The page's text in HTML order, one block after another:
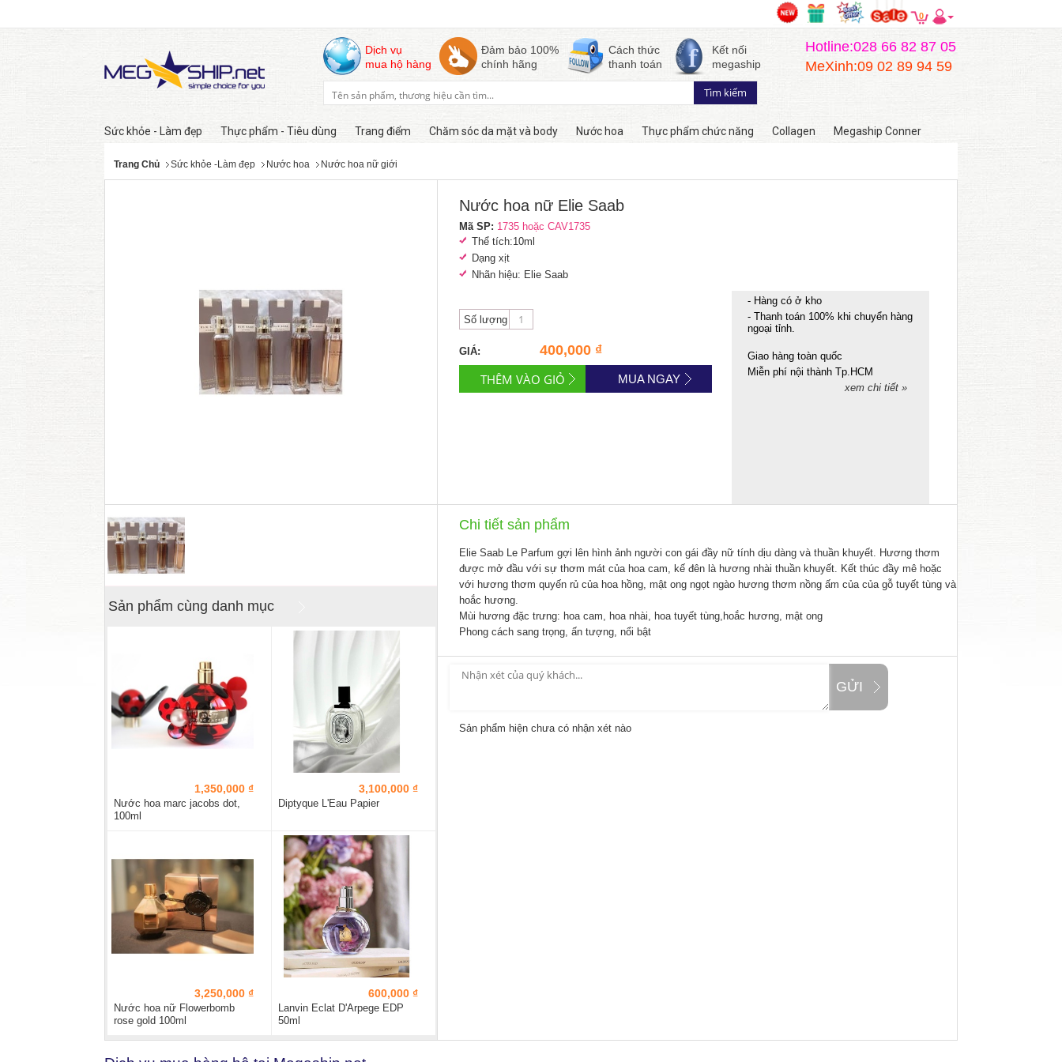
0
Dịch vụ
mua hộ hàng
Đảm bảo 100%
chính hãng
Cách thức
thanh toán
Kết nối
megaship
Hotline:028 66 82 87 05
MeXinh:09 02 89 94 59
Sức khỏe - Làm đẹp Thực phẩm - Tiêu dùng Trang điểm Chăm sóc da mặt và body Nước hoa Thực phẩm chức năng Collagen Megaship Conner
Trang Chủ Sức khỏe -Làm đẹp Nước hoa Nước hoa nữ giới
Còn hàng
Sản phẩm cùng danh mục
1,350,000 ₫
Nước hoa marc jacobs dot,
100ml
3,100,000 ₫
Diptyque L'Eau Papier
3,250,000 ₫
Nước hoa nữ Flowerbomb
rose gold 100ml
600,000 ₫
Lanvin Eclat D'Arpege EDP
50ml
Nước hoa nữ Elie Saab
Mã SP: 1735 hoặc CAV1735
Thể tích:10ml
Dạng xịt
Nhãn hiệu: Elie Saab
Số lượng
GIÁ: 400,000 ₫
MUA NGAY
- Hàng có ở kho
- Thanh toán 100% khi chuyển hàng
ngoại tỉnh.
Giao hàng toàn quốc
Miễn phí nội thành Tp.HCM
xem chi tiết »
Chi tiết sản phẩm
Elie Saab Le Parfum gợi lên hình ảnh người con gái đầy nữ tính dịu dàng và thuần khuyết. Hương thơm
được mở đầu với sự thơm mát của hoa cam, kế đên là hương nhài thuần khuyết. Kết thúc đầy mê hoặc
với hương thơm quyến rủ của hoa hồng, mật ong ngọt ngào hương thơm nồng ấm của của gỗ tuyết tùng và
hoắc hương.
Mùi hương đặc trưng: hoa cam, hoa nhài, hoa tuyết tùng,hoắc hương, mật ong
Phong cách sang trọng, ấn tượng, nổi bật
GỬI
Sản phẩm hiện chưa có nhận xét nào